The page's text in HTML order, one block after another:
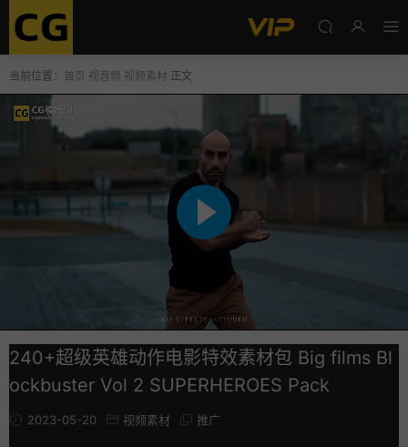
当前位置： 首页 视音频 视频素材 正文
240+超级英雄动作电影特效素材包 Big films Bl
ockbuster Vol 2 SUPERHEROES Pack
2023-05-20 视频素材 推广